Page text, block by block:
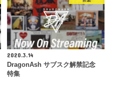
2020.3.14
DragonAsh サブスク解禁記念
特集